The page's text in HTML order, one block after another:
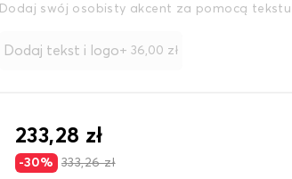
Dodaj swój osobisty akcent za pomocą
Dodaj tekst i logo+ 36,00 zł
233,28 zł
-30% 333,26 zł